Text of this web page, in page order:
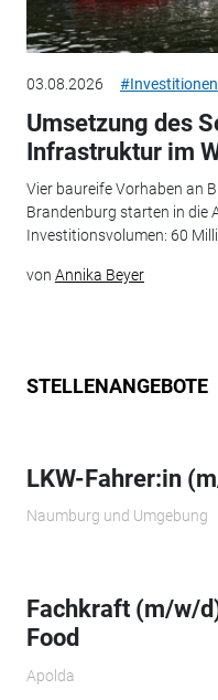
03.08.2026 #Investitionen
Umsetzung des
Infrastruktur im
Vier baureife Vorhaben an
Brandenburg starten in die
Investitionsvolumen: 60
von Annika Beyer
STELLENANGEBOTE
LKW-Fahrer:in
Naumburg und Umgebung
Fachkraft (m/w/
Food
Apolda